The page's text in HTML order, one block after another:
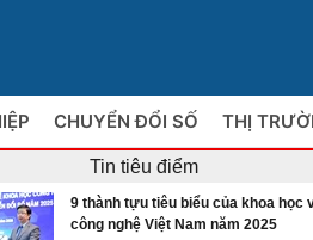
CHUYỂN ĐỔI SỐ THỊ
Tin tiêu điểm
9 thành tựu tiêu biểu của khoa học
công nghệ Việt Nam năm 2025